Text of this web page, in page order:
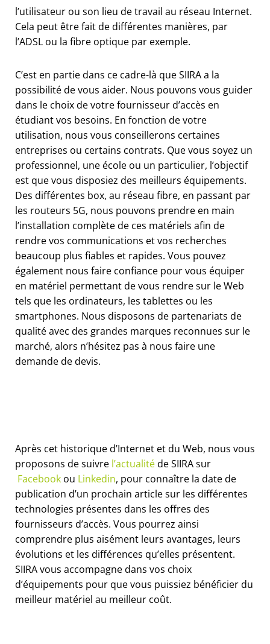
l’utilisateur ou son lieu de travail au réseau Internet.
Cela peut être fait de différentes manières, par
l’ADSL ou la fibre optique par exemple.
C’est en partie dans ce cadre-là que SIIRA a la
possibilité de vous aider. Nous pouvons vous guider
dans le choix de votre fournisseur d’accès en
étudiant vos besoins. En fonction de votre
utilisation, nous vous conseillerons certaines
entreprises ou certains contrats. Que vous soyez un
professionnel, une école ou un particulier, l’objectif
est que vous disposiez des meilleurs équipements.
Des différentes box, au réseau fibre, en passant par
les routeurs 5G, nous pouvons prendre en main
l’installation complète de ces matériels afin de
rendre vos communications et vos recherches
beaucoup plus fiables et rapides. Vous pouvez
également nous faire confiance pour vous équiper
en matériel permettant de vous rendre sur le Web
tels que les ordinateurs, les tablettes ou les
smartphones. Nous disposons de partenariats de
qualité avec des grandes marques reconnues sur le
marché, alors n’hésitez pas à nous faire une
demande de devis.
Après cet historique d’Internet et du Web, nous vous
proposons de suivre l’actualitéde SIIRA sur
Facebook ou Linkedin, pour connaître la date de
publication d’un prochain article sur les différentes
technologies présentes dans les offres des
fournisseurs d’accès. Vous pourrez ainsi
comprendre plus aisément leurs avantages, leurs
évolutions et les différences qu’elles présentent.
SIIRA vous accompagne dans vos choix
d’équipements pour que vous puissiez bénéficier du
meilleur matériel au meilleur coût.